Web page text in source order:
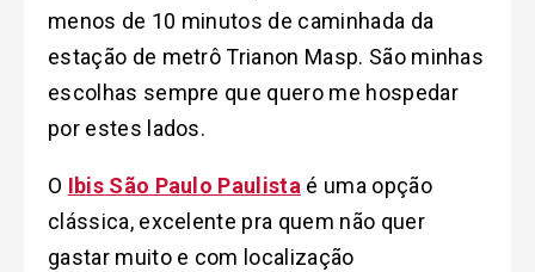
menos de 10 minutos de caminhada da
estação de metrô Trianon Masp. São minhas
escolhas sempre que quero me hospedar
por estes lados.
O Ibis São Paulo Paulista é uma opção
clássica, excelente pra quem não quer
gastar muito e com localização